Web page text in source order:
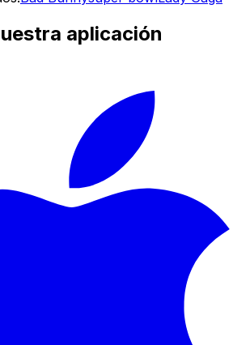
aplicación